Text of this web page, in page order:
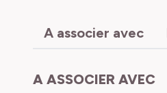
A associer avec
A ASSOCIER AVEC